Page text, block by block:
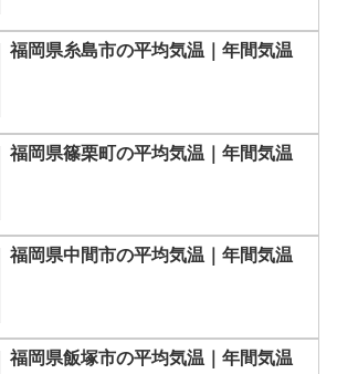
福岡県糸島市の平均気温｜年間気温
福岡県篠栗町の平均気温｜年間気温
福岡県中間市の平均気温｜年間気温
福岡県飯塚市の平均気温｜年間気温